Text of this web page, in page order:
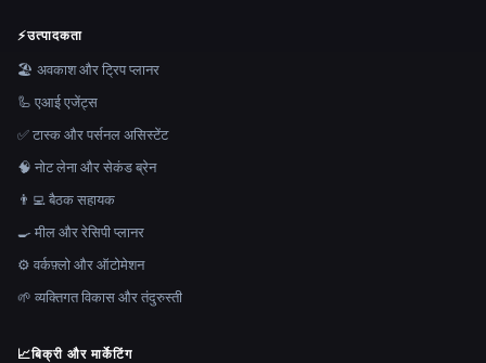
⚡उत्पादकता
🏖 अवकाश और ट्रिप प्लानर
🦾 एआई एजेंट्स
✅ टास्क और पर्सनल असिस्टेंट
🧠 नोट लेना और सेकंड ब्रेन
👨‍💻 बैठक सहायक
🍳 मील और रेसिपी प्लानर
⚙️ वर्कफ़्लो और ऑटोमेशन
🌱 व्यक्तिगत विकास और तंदुरुस्ती
📈बिक्री और मार्केटिंग